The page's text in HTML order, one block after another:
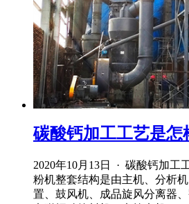
碳酸钙加工工艺是怎
2020年10月13日 · 碳酸钙加工
粉机整套结构是由主机、分析
置、鼓风机、成品旋风分离器